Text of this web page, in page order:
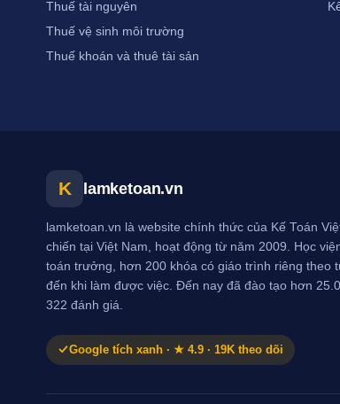
Thuế tài nguyên
Thuế vệ sinh môi trường
Thuế khoán và thuê tài sản
K lamketoan.vn
lamketoan.vn là website chính thức của Kế Toán
chiến tại Việt Nam, hoạt động từ năm 2009. Học
toán trưởng, hơn 200 khóa có giáo trình riêng theo
đến khi làm được việc. Đến nay đã đào tạo hơn
322 đánh giá.
Google tích xanh · ★ 4.9 · 19K theo dõi